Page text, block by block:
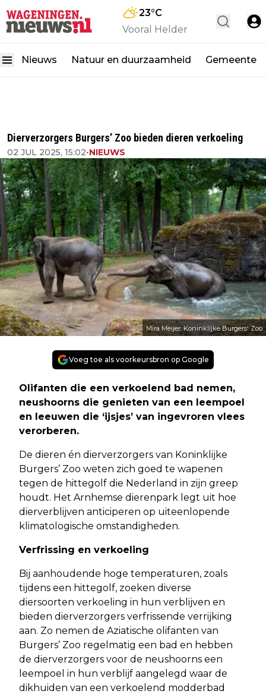
23°C
Vooral Helder
Nieuws Natuur en duurzaamheid Gemeente
Dierverzorgers Burgers’ Zoo bieden dieren verkoeling
02 JUL 2025, 15:02•NIEUWS
Mira Meijer. Koninklijke Burgers' Zoo
Voeg toe als voorkeursbron op Google
Olifanten die een verkoelend bad nemen,
neushoorns die genieten van een leempoel
en leeuwen die ‘ijsjes’ van ingevroren vlees
verorberen.
De dieren én dierverzorgers van Koninklijke
Burgers’ Zoo weten zich goed te wapenen
tegen de hittegolf die Nederland in zijn greep
houdt. Het Arnhemse dierenpark legt uit hoe
dierverblijven anticiperen op uiteenlopende
klimatologische omstandigheden.
Verfrissing en verkoeling
Bij aanhoudende hoge temperaturen, zoals
tijdens een hittegolf, zoeken diverse
diersoorten verkoeling in hun verblijven en
bieden dierverzorgers verfrissende verrijking
aan. Zo nemen de Aziatische olifanten van
Burgers’ Zoo regelmatig een bad en hebben
de dierverzorgers voor de neushoorns een
leempoel in hun verblijf aangelegd waar de
dikhuiden van een verkoelend modderbad